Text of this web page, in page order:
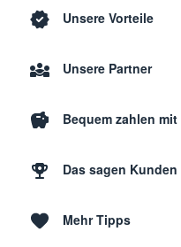
Unsere Vorteile
Unsere Partner
Bequem zahlen mit
Das sagen Kunden
Mehr Tipps